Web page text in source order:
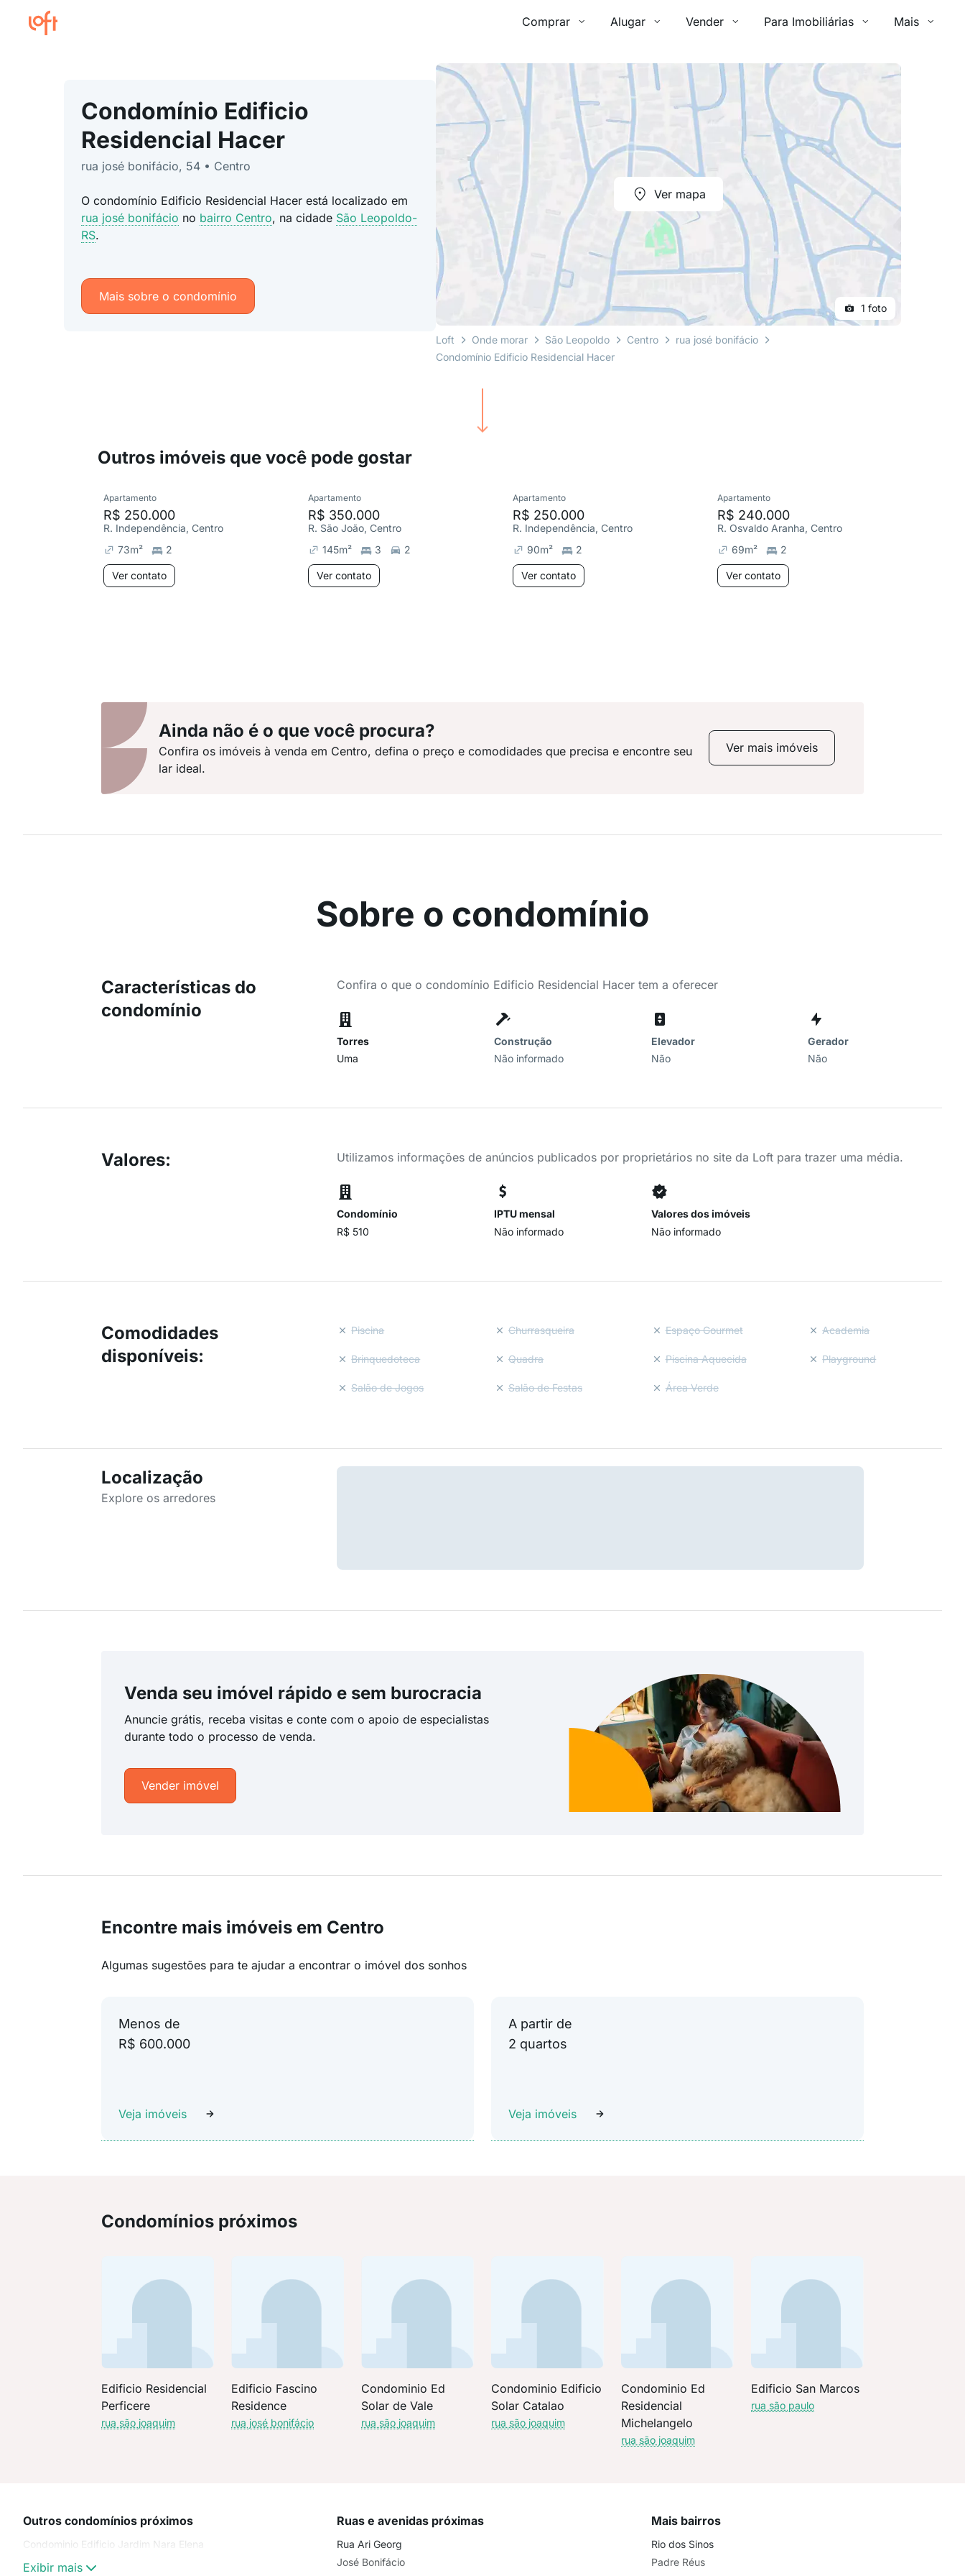
Comprar Alugar Vender Para Imobiliárias Mais
Condomínio Edificio
Residencial Hacer
rua josé bonifácio, 54 • Centro
O condomínio Edificio Residencial Hacer está localizado em
rua josé bonifácio no bairro Centro, na cidade São Leopoldo-
RS.
Mais sobre o condomínio
Ver mapa
1 foto
Loft Onde morar São Leopoldo Centro
rua josé bonifácio
Condomínio Edificio Residencial Hacer
Outros imóveis que você pode gostar
Apartamento
R$ 250.000
R. Independência, Centro
73m² 2
Ver contato
Apartamento
R$ 350.000
R. São João, Centro
145m² 3 2
Ver contato
Apartamento
R$ 250.000
R. Independência, Centro
90m² 2
Ver contato
Apartamento
R$ 240.000
R. Osvaldo Aranha, Centro
69m² 2
Ver contato
Ainda não é o que você procura?
Confira os imóveis à venda em Centro, defina o preço e comodidades que precisa e encontre seu
lar ideal.
Ver mais imóveis
Sobre o condomínio
Características do
condomínio
Confira o que o condomínio Edificio Residencial Hacer tem a oferecer
Torres
Uma
Construção
Não informado
Elevador
Não
Gerador
Não
Valores: Utilizamos informações de anúncios publicados por proprietários no site da Loft para trazer uma média.
Condomínio
R$ 510
IPTU mensal
Não informado
Valores dos imóveis
Não informado
Comodidades
disponíveis:
Piscina Churrasqueira Espaço Gourmet Academia
Brinquedoteca Quadra Piscina Aquecida Playground
Salão de Jogos Salão de Festas Área Verde
Localização
Explore os arredores
Venda seu imóvel rápido e sem burocracia
Anuncie grátis, receba visitas e conte com o apoio de especialistas
durante todo o processo de venda.
Vender imóvel
Encontre mais imóveis em Centro
Algumas sugestões para te ajudar a encontrar o imóvel dos sonhos
Menos de
R$ 600.000
Veja imóveis
A partir de
2 quartos
Veja imóveis
Condomínios próximos
Edificio Residencial
Perficere
rua são joaquim
Edificio Fascino
Residence
rua josé bonifácio
Condominio Ed
Solar de Vale
rua são joaquim
Condominio Edificio
Solar Catalao
rua são joaquim
Condominio Ed
Residencial
Michelangelo
rua são joaquim
Edificio San Marcos
rua são paulo
Outros condomínios próximos
Condominio Edificio Jardim Nara Elena
Exibir mais
Ruas e avenidas próximas
Rua Ari Georg
José Bonifácio
Mais bairros
Rio dos Sinos
Padre Réus